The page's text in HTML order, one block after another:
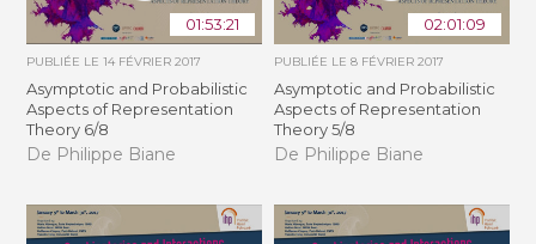
01:53:21
PUBLIÉE LE14 FÉVRIER 2017
Asymptotic and Probabilistic
Aspects of Representation
Theory 6/8
De Philippe Biane
02:01:09
PUBLIÉE LE 8 FÉVRIER 2017
Asymptotic and Probabilistic
Aspects of Representation
Theory 5/8
De Philippe Biane